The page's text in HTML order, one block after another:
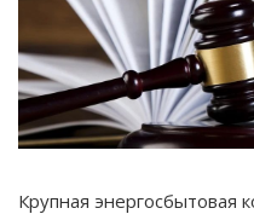
Крупная энергосбытовая